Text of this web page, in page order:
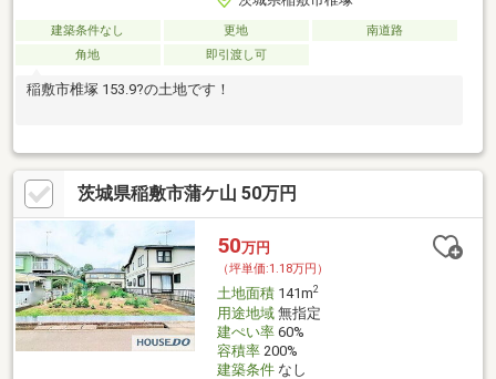
建築条件なし 更地
南道路
角地
即引渡し可
稲敷市椎塚 153.9?の土地です！
茨城県稲敷市蒲ケ山 50万円
50万円
（坪単価:1.18万円）
土地面積141m2
用途地域無指定
建ぺい率60%
容積率200%
建築条件なし